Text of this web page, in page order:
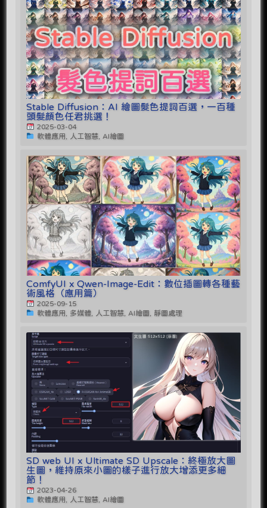
Stable Diffusion：AI 繪圖髮色提詞百選，一百種
頭髮顏色任君挑選！
2025-03-04
軟體應用, 人工智慧, AI繪圖
ComfyUI x Qwen-Image-Edit：數位插圖轉各種藝
術風格（應用篇）
2025-09-15
軟體應用, 多媒體, 人工智慧, AI繪圖, 靜圖處理
SD web UI x Ultimate SD Upscale：終極放大圖
生圖，維持原來小圖的樣子進行放大增添更多細
節！
2023-04-26
軟體應用, 人工智慧, AI繪圖